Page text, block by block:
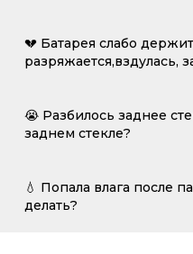
💔 Батарея слабо
разряжается,вздулась,
😭 Разбилось заднее
заднем стекле?
💧 Попала влага после
делать?